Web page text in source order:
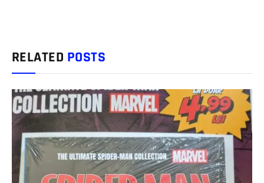
RELATED POSTS